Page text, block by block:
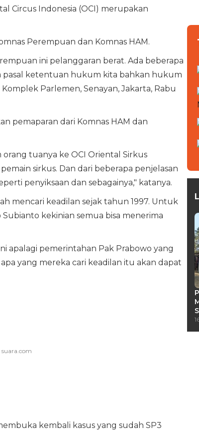
Circus Indonesia (OCI) merupakan
Perempuan dan Komnas HAM.
ini pelanggaran berat. Ada beberapa
pasal ketentuan hukum kita bahkan hukum
Parlemen, Senayan, Jakarta, Rabu
pemaparan dari Komnas HAM dan
tuanya ke OCI Oriental Sirkus
sirkus. Dan dari beberapa penjelasan
penyiksaan dan sebagainya," katanya.
mencari keadilan sejak tahun 1997. Untuk
kekinian semua bisa menerima
apalagi pemerintahan Pak Prabowo yang
yang mereka cari keadilan itu akan dapat
kembali kasus yang sudah SP3